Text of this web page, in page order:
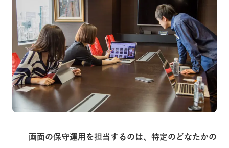
──画面の保守運用を担当するのは、特定のどなたかの